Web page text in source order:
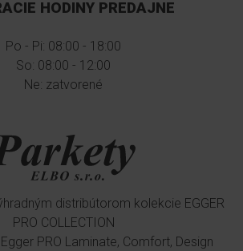
HODINY PREDAJNE
Po - Pi: 08:00 - 18:00
So: 08:00 - 12:00
Ne: zatvorené
distribútorom kolekcie EGGER
PRO COLLECTION
PRO Laminate, Comfort, Design